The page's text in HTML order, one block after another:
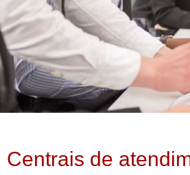
Centrais de